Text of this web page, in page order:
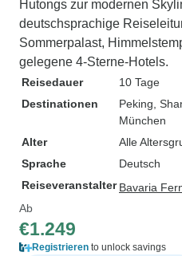
Hutongs zur modernen
deutschsprachige
Sommerpalast,
gelegene 4-Sterne-Hotels.
Reisedauer
10 Tage
Destinationen
Peking ,
München
Alter
Alle
Sprache
Deutsch
Reiseveranstalter Bavaria
Ab
€1.249
Registrieren to unlock savings